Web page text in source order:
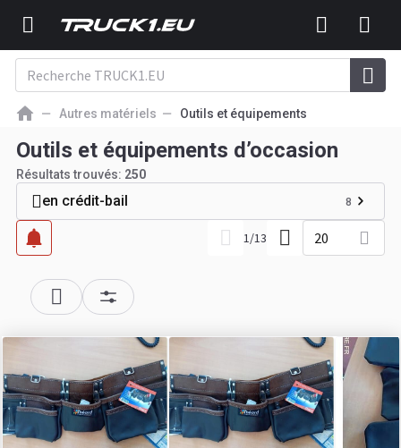
Autres matériels Outils et équipements
Outils et équipements d’occasion
Résultats trouvés: 250
en crédit-bail 8
1/13 20